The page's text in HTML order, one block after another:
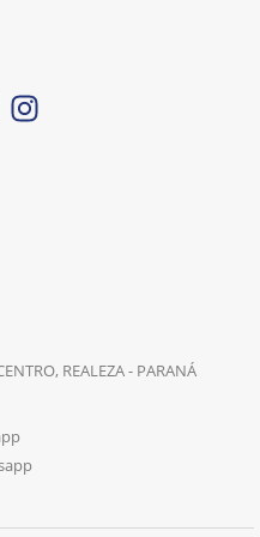
REALEZA - PARANÁ